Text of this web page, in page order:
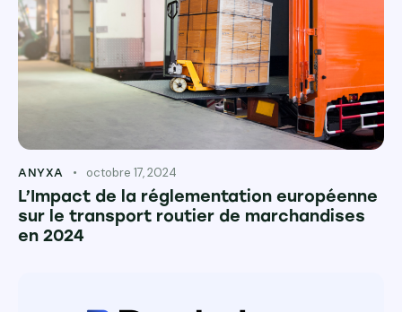
ANYXA octobre 17, 2024
L’Impact de la réglementation européenne
sur le transport routier de marchandises
en 2024